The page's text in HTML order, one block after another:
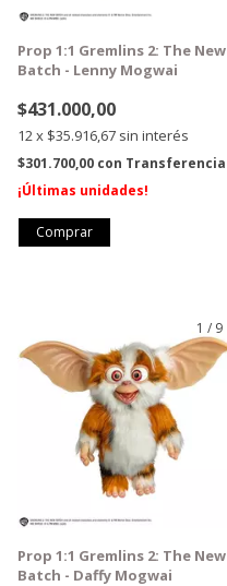
Prop 1:1 Gremlins 2: The New
Batch - Lenny Mogwai
$431.000,00
12x $35.916,67 sin interés
$301.700,00 con Transferencia
¡Últimas unidades!
1 / 9
Prop 1:1 Gremlins 2: The New
Batch - Daffy Mogwai